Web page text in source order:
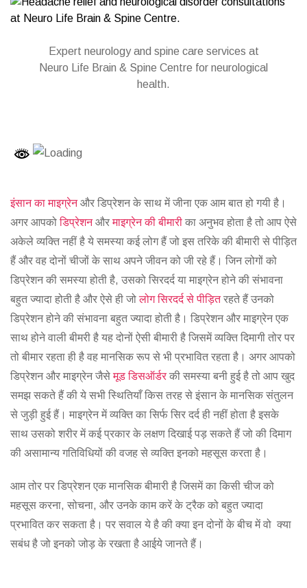
Expert neurology and spine care services at
Neuro Life Brain & Spine Centre for neurological
health.
इंसान का माइग्रेनऔर डिप्रेशन के साथ में जीना एक आम बात हो गयी है।
अगर आपकोडिप्रेशनऔरमाइग्रेन की बीमारी का अनुभव होता है तो आप ऐसे
अकेले व्यक्ति नहीं है ये समस्या कई लोग हैं जो इस तरिके की बीमारी से पीड़ित
हैं और वह दोनों चीजों के साथ अपने जीवन को जी रहे हैं। जिन लोगों को
डिप्रेशन की समस्या होती है, उसको सिरदर्द या माइग्रेन होने की संभावना
बहुत ज्यादा होती है और ऐसे ही जोलोग सिरदर्द से पीड़ितरहते हैं उनको
डिप्रेशन होने की संभावना बहुत ज्यादा होती है। डिप्रेशन और माइग्रेन एक
साथ होने वाली बीमरी है यह दोनों ऐसी बीमारी है जिसमें व्यक्ति दिमागी तोर पर
तो बीमार रहता ही है वह मानसिक रूप से भी प्रभावित रहता है। अगर आपको
डिप्रेशन और माइग्रेन जैसेमूड डिसऑर्डर की समस्या बनी हुई है तो आप खुद
समझ सकते हैं की ये सभी स्थितियाँ किस तरह से इंसान के मानसिक संतुलन
से जुड़ी हुई हैं। माइग्रेन में व्यक्ति का सिर्फ सिर दर्द ही नहीं होता है इसके
साथ उसको शरीर में कई प्रकार के लक्षण दिखाई पड़ सकते हैं जो की दिमाग
की असामान्य गतिविधियों की वजह से व्यक्ति इनको महसूस करता है।
आम तोर पर डिप्रेशन एक मानसिक बीमारी है जिसमें का किसी चीज को
महसूस करना, सोचना, और उनके काम करें के ट्रैक को बहुत ज्यादा
प्रभावित कर सकता है। पर सवाल ये है की क्या इन दोनों के बीच में वो क्या
सबंध है जो इनको जोड़ के रखता है आईये जानते हैं।